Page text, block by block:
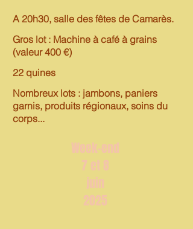
A 20h30, salle des fêtes de Camarès.
Gros lot : Machine à café à grains
(valeur 400 €)
22 quines
Nombreux lots : jambons, paniers
garnis, produits régionaux, soins du
corps...
Week-end
7 et 8
juin
2025